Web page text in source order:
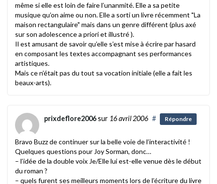
même si elle est loin de faire l’unanmité. Elle a sa petite
musique qu’on aime ou non. Elle a sorti un livre récemment "La
maison rectangulaire" mais dans un genre différent (plus axé
sur son adolescence a priori et illustré ).
Il est amusant de savoir qu’elle s’est mise à écrire par hasard
en composant les textes accompagnant ses performances
artistiques.
Mais ce n’était pas du tout sa vocation initiale (elle a fait les
beaux-arts).
prixdeflore2006sur 16 avril 2006 # Répondre
Bravo Buzz de continuer sur la belle voie de l’interactivité !
Quelques questions pour Joy Sorman, donc…
– l’idée de la double voix Je/Elle lui est-elle venue dès le début
du roman ?
– quels furent ses meilleurs moments lors de l’écriture du livre